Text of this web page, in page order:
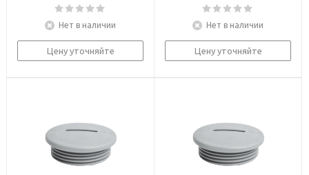
Нет в наличии
Цену уточняйте
Нет в наличии
Цену уточняйте